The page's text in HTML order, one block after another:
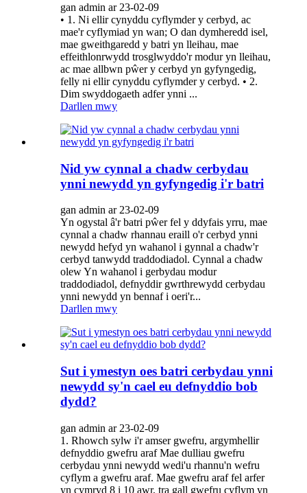
gan admin ar 23-02-09
• 1. Ni ellir cynyddu cyflymder y cerbyd, ac
mae'r cyflymiad yn wan; O dan dymheredd isel,
mae gweithgaredd y batri yn lleihau, mae
effeithlonrwydd trosglwyddo'r modur yn lleihau,
ac mae allbwn pŵer y cerbyd yn gyfyngedig,
felly ni ellir cynyddu cyflymder y cerbyd. • 2.
Dim swyddogaeth adfer ynni ...
Darllen mwy
Nid yw cynnal a chadw cerbydau
ynni newydd yn gyfyngedig i'r batri
gan admin ar 23-02-09
Yn ogystal â'r batri pŵer fel y ddyfais yrru, mae
cynnal a chadw rhannau eraill o'r cerbyd ynni
newydd hefyd yn wahanol i gynnal a chadw'r
cerbyd tanwydd traddodiadol. Cynnal a chadw
olew Yn wahanol i gerbydau modur
traddodiadol, defnyddir gwrthrewydd cerbydau
ynni newydd yn bennaf i oeri'r...
Darllen mwy
Sut i ymestyn oes batri cerbydau ynni
newydd sy'n cael eu defnyddio bob
dydd?
gan admin ar 23-02-09
1. Rhowch sylw i'r amser gwefru, argymhellir
defnyddio gwefru araf Mae dulliau gwefru
cerbydau ynni newydd wedi'u rhannu'n wefru
cyflym a gwefru araf. Mae gwefru araf fel arfer
yn cymryd 8 i 10 awr, tra gall gwefru cyflym yn